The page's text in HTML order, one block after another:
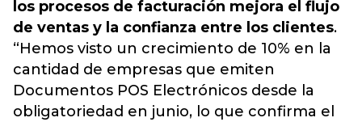
los procesos de facturación mejora el flujo
de ventas y la confianza entre los clientes.
“Hemos visto un crecimiento de 10% en la
cantidad de empresas que emiten
Documentos POS Electrónicos desde la
obligatoriedad en junio, lo que confirma el